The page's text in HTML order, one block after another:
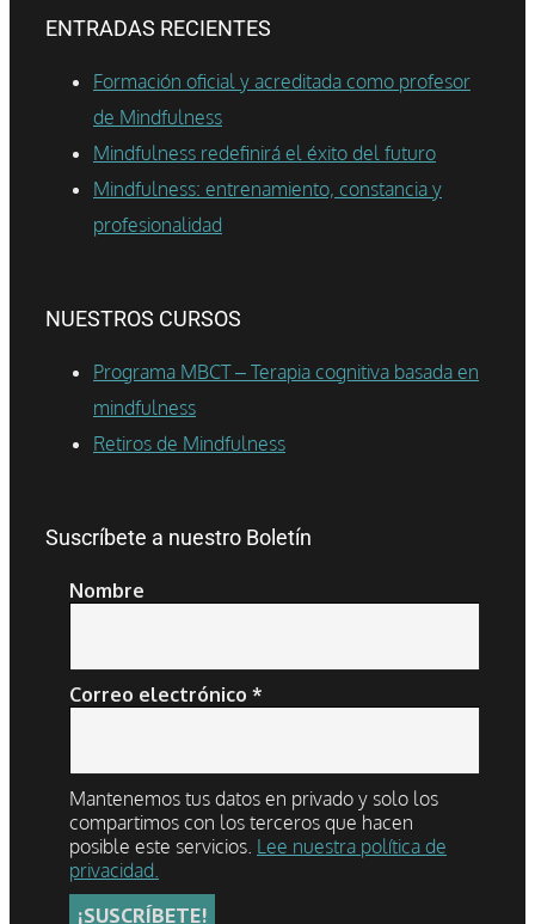
ENTRADAS RECIENTES
Formación oficial y acreditada como profesor
de Mindfulness
Mindfulness redefinirá el éxito del futuro
Mindfulness: entrenamiento, constancia y
profesionalidad
NUESTROS CURSOS
Programa MBCT – Terapia cognitiva basada en
mindfulness
Retiros de Mindfulness
Suscríbete a nuestro Boletín
Nombre
Correo electrónico *
Mantenemos tus datos en privado y solo los
compartimos con los terceros que hacen
posible este servicios. Lee nuestra política de
privacidad.